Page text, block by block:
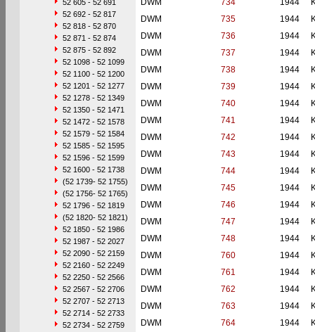
52 605 - 52 691
52 692 - 52 817
52 818 - 52 870
52 871 - 52 874
52 875 - 52 892
52 1098 - 52 1099
52 1100 - 52 1200
52 1201 - 52 1277
52 1278 - 52 1349
52 1350 - 52 1471
52 1472 - 52 1578
52 1579 - 52 1584
52 1585 - 52 1595
52 1596 - 52 1599
52 1600 - 52 1738
(52 1739- 52 1755)
(52 1756- 52 1765)
52 1796 - 52 1819
(52 1820- 52 1821)
52 1850 - 52 1986
52 1987 - 52 2027
52 2090 - 52 2159
52 2160 - 52 2249
52 2250 - 52 2566
52 2567 - 52 2706
52 2707 - 52 2713
52 2714 - 52 2733
52 2734 - 52 2759
DWM
734 1944
DWM
735 1944
DWM
736 1944
DWM
737 1944
DWM
738 1944
DWM
739 1944
DWM
740 1944
DWM
741 1944
DWM
742 1944
DWM
743 1944
DWM
744 1944
DWM
745 1944
DWM
746 1944
DWM
747 1944
DWM
748 1944
DWM
760 1944
DWM
761 1944
DWM
762 1944
DWM
763 1944
DWM
764 1944